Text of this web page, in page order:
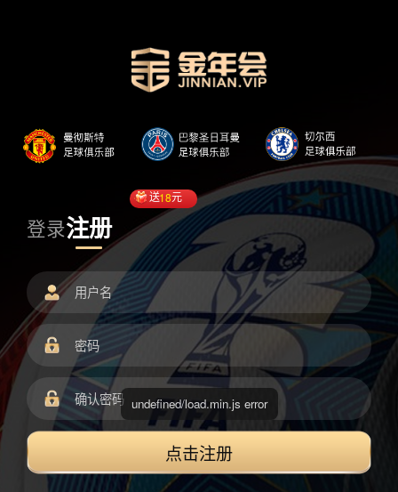
登录注册
送18元
点击注册